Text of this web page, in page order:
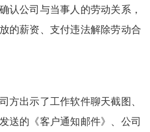
认公司与当事人的劳动关系，
的薪资、支付违法解除劳动合
方出示了工作软件聊天截图、
送的《客户通知邮件》、公司